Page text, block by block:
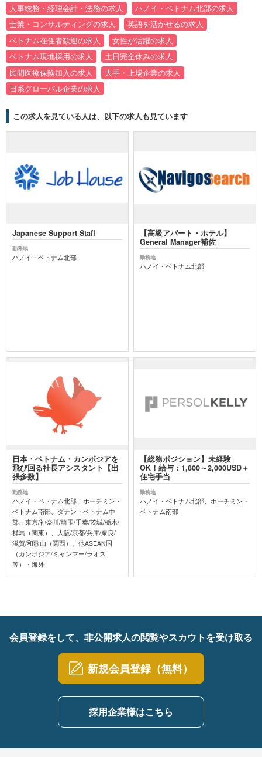
人事総務・経理会計・法務の求人
ハノイ・ベトナム北部の求人
士業・コンサルティングの求人
英語を活かせるの求人
ベトナム在住者歓迎の求人
女性が活躍の求人
ベトナム現地採用の求人
土日完全休みの求人
民間医療保険加入の求人
大手・上場企業の求人
日系グローバル企業の求人
この求人を見ている人は、以下の求人も見ています
Japanese Support Staff
勤務地
ハノイ・ベトナム北部
【高級アパート・ホテル】
General Manager補佐
勤務地
ハノイ・ベトナム北部
日本・ベトナム・カンボジアを
飛び回る社長アシスタント【出
張多数】
勤務地
ハノイ・ベトナム北部、ホーチミン・
ベトナム南部、ダナン・ベトナム中
部、東京/神奈川/埼玉/千葉/茨城/栃木/
群馬（関東）、大阪/京都/兵庫/奈良/
滋賀/和歌山（関西）、他ASEAN国
（カンボジア/ミャンマー/ラオス
等）・海外
【総務ポジション】未経験
OK！給与：1,800～2,000USD＋
住宅手当
勤務地
ハノイ・ベトナム北部、ホーチミン・
ベトナム南部
会員登録をして、非公開求人の閲覧やスカウトを受け取る
新規会員登録（無料）
採用企業様はこちら